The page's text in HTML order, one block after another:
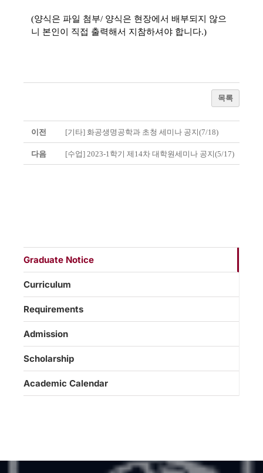
(양식은 파일 첨부/ 양식은 현장에서 배부되지 않으
니 본인이 직접 출력해서 지참하셔야 합니다.)
목록
이전 [기타] 화공생명공학과 초청 세미나 공지(7/18)
다음 [수업] 2023-1학기 제14차 대학원세미나 공지(5/17)
Graduate Notice
Curriculum
Requirements
Admission
Scholarship
Academic Calendar